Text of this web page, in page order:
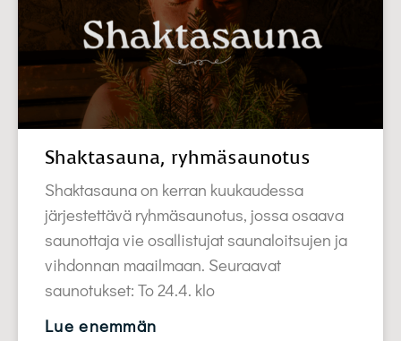
Shaktasauna, ryhmäsaunotus
Shaktasauna on kerran kuukaudessa
järjestettävä ryhmäsaunotus, jossa osaava
saunottaja vie osallistujat saunaloitsujen ja
vihdonnan maailmaan. Seuraavat
saunotukset: To 24.4. klo
Lue enemmän